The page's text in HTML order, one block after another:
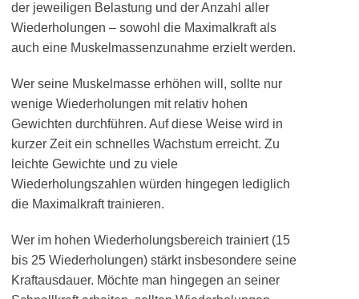
der jeweiligen Belastung und der Anzahl aller
Wiederholungen – sowohl die Maximalkraft als
auch eine Muskelmassenzunahme erzielt werden.
Wer seine Muskelmasse erhöhen will, sollte nur
wenige Wiederholungen mit relativ hohen
Gewichten durchführen. Auf diese Weise wird in
kurzer Zeit ein schnelles Wachstum erreicht. Zu
leichte Gewichte und zu viele
Wiederholungszahlen würden hingegen lediglich
die Maximalkraft trainieren.
Wer im hohen Wiederholungsbereich trainiert (15
bis 25 Wiederholungen) stärkt insbesondere seine
Kraftausdauer. Möchte man hingegen an seiner